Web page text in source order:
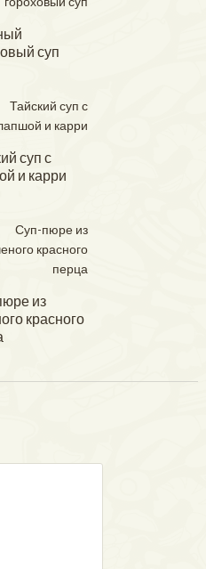
суп
суп с
и карри
из
красного